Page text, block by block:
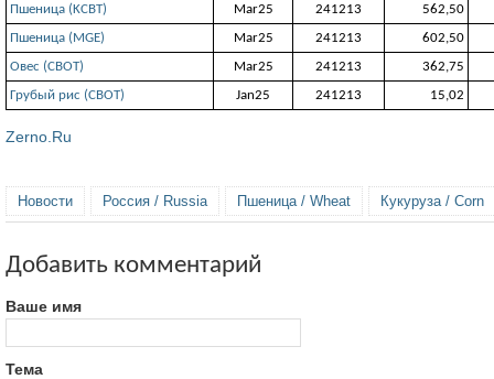
Пшеница (KCBT)
Mar25 241213
562,50
Пшеница (MGE)
Mar25 241213
602,50
Овес (СВОТ)
Mar25 241213
362,75
Грубый рис (CBOT)
Jan25 241213 15,02
Zerno.Ru
Новости Россия / Russia Пшеница / Wheat Кукуруза / Corn
Добавить комментарий
Ваше имя
Тема